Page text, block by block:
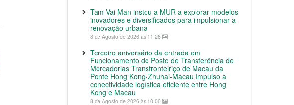
Tam Vai Man instou a MUR a explorar modelos
inovadores e diversificados para impulsionar a
renovação urbana
8 de Agosto de 2026 às 11:28
Terceiro aniversário da entrada em
Funcionamento do Posto de Transferência de
Mercadorias Transfronteiriço de Macau da
Ponte Hong Kong-Zhuhai-Macau Impulso à
conectividade logística eficiente entre Hong
Kong e Macau
8 de Agosto de 2026 às 10:00